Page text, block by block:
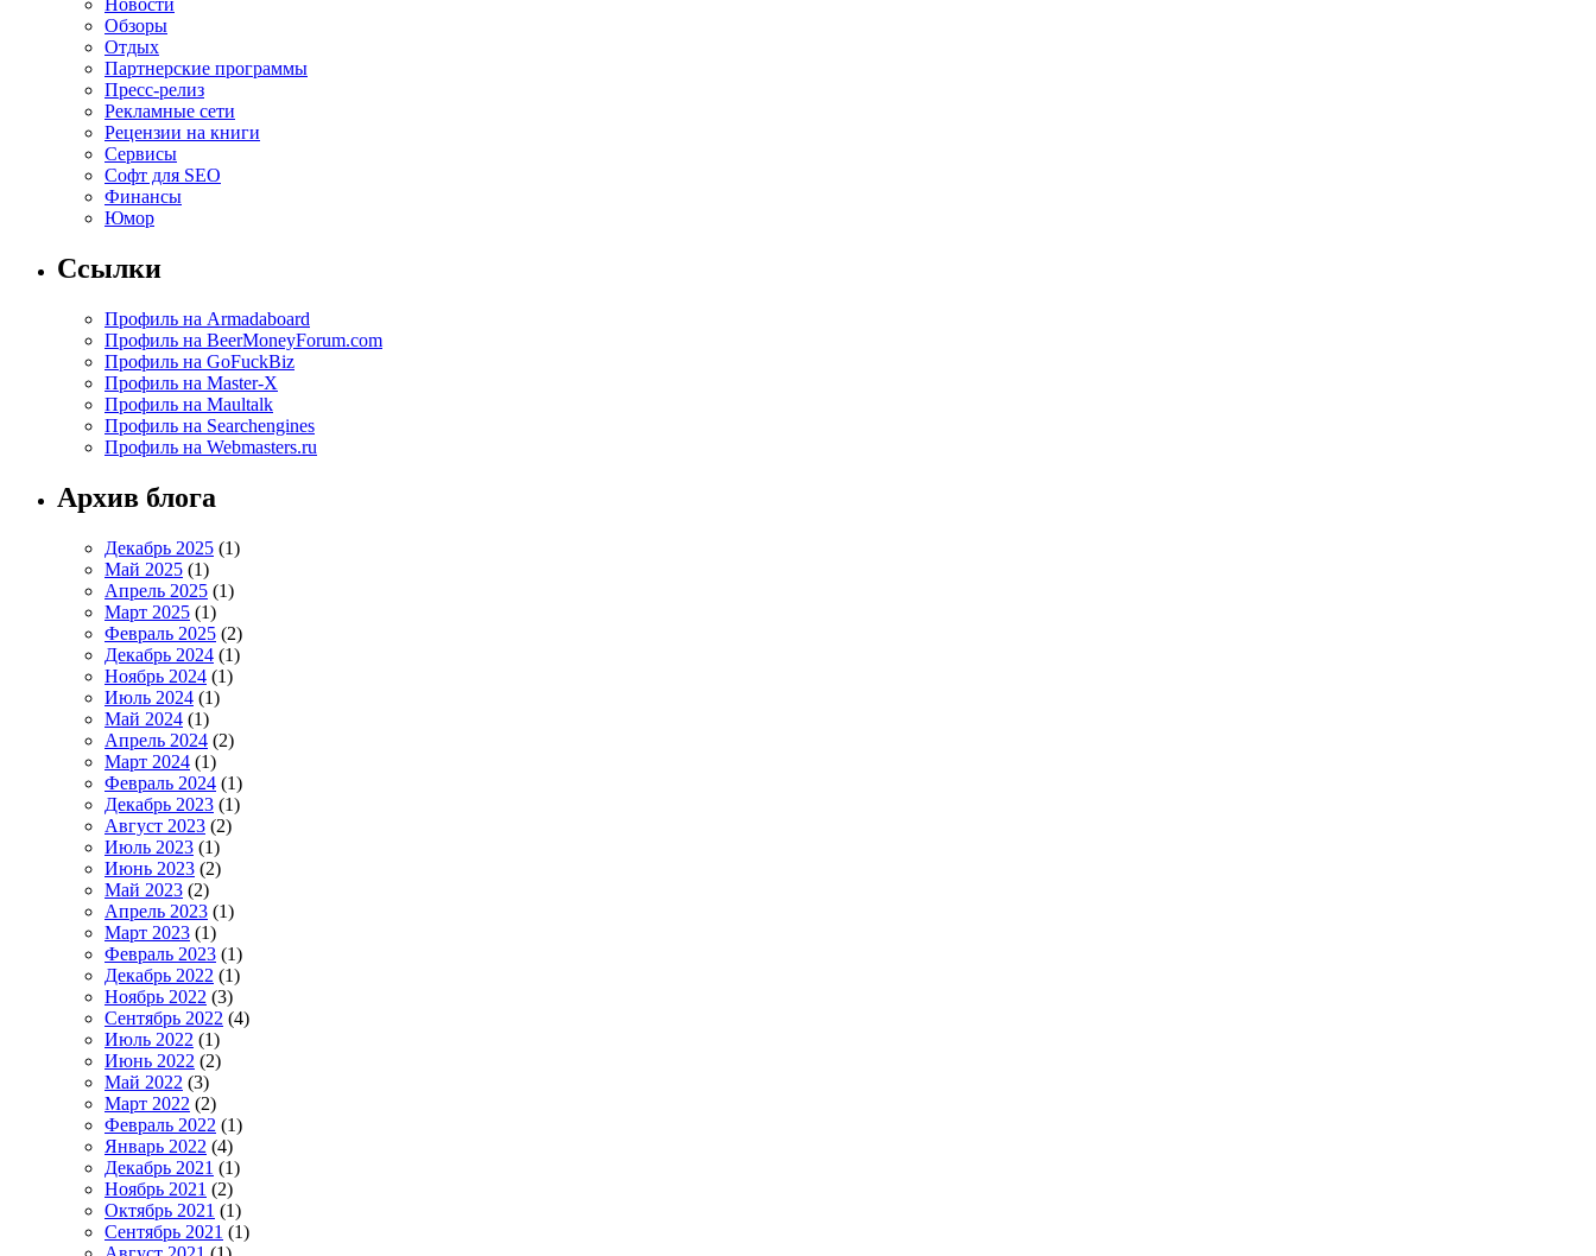
Новости
Обзоры
Отдых
Партнерские программы
Пресс-релиз
Рекламные сети
Рецензии на книги
Сервисы
Софт для SEO
Финансы
Юмор
Ссылки
Профиль на Armadaboard
Профиль на BeerMoneyForum.com
Профиль на GoFuckBiz
Профиль на Master-X
Профиль на Maultalk
Профиль на Searchengines
Профиль на Webmasters.ru
Архив блога
Декабрь 2025 (1)
Май 2025 (1)
Апрель 2025 (1)
Март 2025 (1)
Февраль 2025 (2)
Декабрь 2024 (1)
Ноябрь 2024 (1)
Июль 2024 (1)
Май 2024 (1)
Апрель 2024 (2)
Март 2024 (1)
Февраль 2024 (1)
Декабрь 2023 (1)
Август 2023 (2)
Июль 2023 (1)
Июнь 2023 (2)
Май 2023 (2)
Апрель 2023 (1)
Март 2023 (1)
Февраль 2023 (1)
Декабрь 2022 (1)
Ноябрь 2022 (3)
Сентябрь 2022 (4)
Июль 2022 (1)
Июнь 2022 (2)
Май 2022 (3)
Март 2022 (2)
Февраль 2022 (1)
Январь 2022 (4)
Декабрь 2021 (1)
Ноябрь 2021 (2)
Октябрь 2021 (1)
Сентябрь 2021 (1)